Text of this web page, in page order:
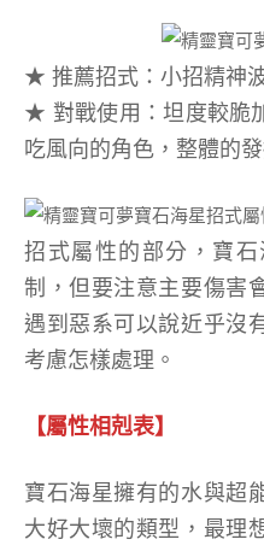
★ 推薦招式：小招精神
★ 對戰使用：坦度較脆
吃風向的角色，整體的
招式屬性的部分，寶
制，但要注意主要傷害
遇到惡系可以說近乎沒
考慮怎樣處理。
【屬性相剋表】
寶石海星擁有的水與超
大好大壞的類型，最理